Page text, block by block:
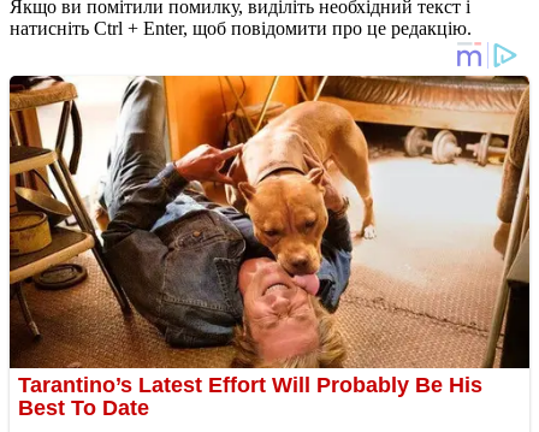
Якщо ви помітили помилку, виділіть необхідний текст і
натисніть Ctrl + Enter, щоб повідомити про це редакцію.